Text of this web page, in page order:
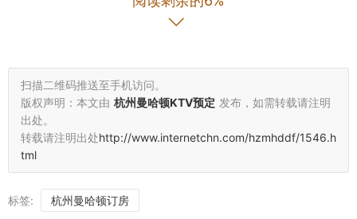
客在健身之余也能享受美妙的音乐时光。 **三、多元化活动，丰富生
与娱乐的顾客参与。这些活动不仅增强了顾客的参与感与归属感，还
促进了社区文化的建设与发展。 **四、案例分析：成功转型的典范**
在竞争激烈的健身娱乐市场中，杭州温莎KTV健身房凭借其独特的经
营理念和优质的服务脱颖而出。通过不断优化服务流程、提升服务质
量以及开展多元化的营销活动，温莎成功吸引了大量忠实顾客。例
如，在疫情期间，温莎积极调整经营策略，推出线上健身课程与在线
K歌服务，有效缓解了疫情带来的经营压力。这一举措不仅赢得了顾
客的广泛好评，还进一步提升了品牌知名度与美誉度。 **五、未来展
扫描二维码推送至手机访问。
版权声明：本文由 杭州曼哈顿KTV预定 发布，如需转载请注明
出处。
转载请注明出处http://www.internetchn.com/hzmhddf/1546.h
tml
标签: 杭州曼哈顿订房